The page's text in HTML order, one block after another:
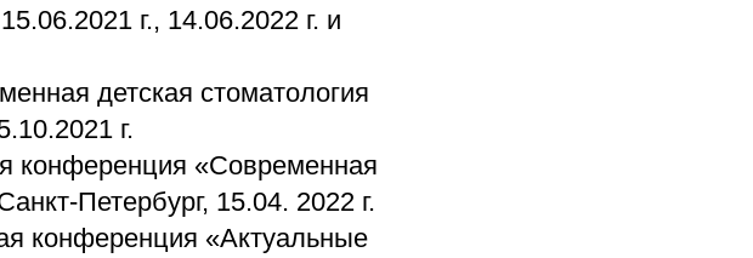
г., 14.06.2022 г. и
детская стоматология
г.
конференция «Современная
Петербург, 15.04. 2022 г.
конференция «Актуальные